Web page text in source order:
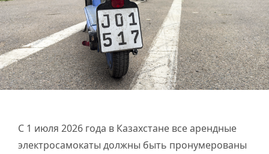
С 1 июля 2026 года в Казахстане все арендные
электросамокаты должны быть пронумерованы